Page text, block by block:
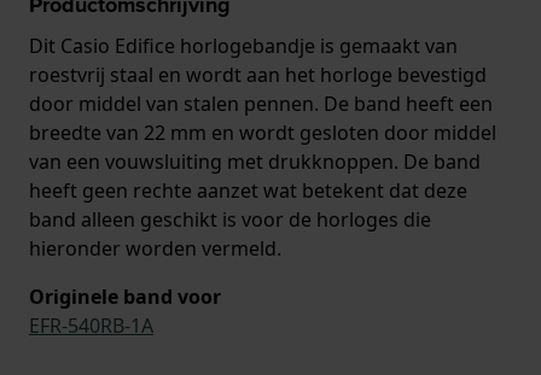
Dit Casio Edifice horlogebandje is gemaakt van
roestvrij staal en wordt aan het horloge bevestigd
door middel van stalen pennen. De band heeft een
breedte van 22 mm en wordt gesloten door middel
van een vouwsluiting met drukknoppen. De band
heeft geen rechte aanzet wat betekent dat deze
band alleen geschikt is voor de horloges die
hieronder worden vermeld.
Originele band voor
EFR-540RB-1A